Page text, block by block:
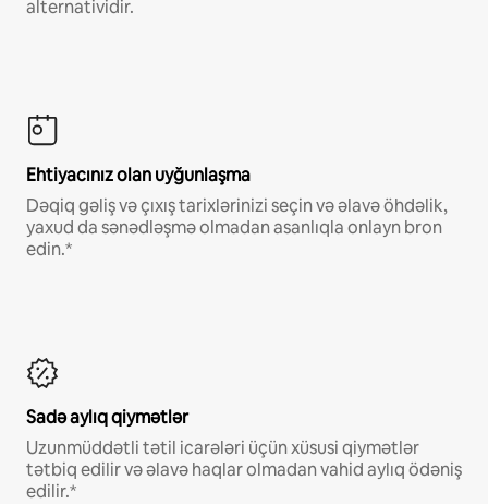
alternatividir.
Ehtiyacınız olan uyğunlaşma
Dəqiq gəliş və çıxış tarixlərinizi seçin və əlavə öhdəlik,
yaxud da sənədləşmə olmadan asanlıqla onlayn bron
edin.*
Sadə aylıq qiymətlər
Uzunmüddətli tətil icarələri üçün xüsusi qiymətlər
tətbiq edilir və əlavə haqlar olmadan vahid aylıq ödəniş
edilir.*